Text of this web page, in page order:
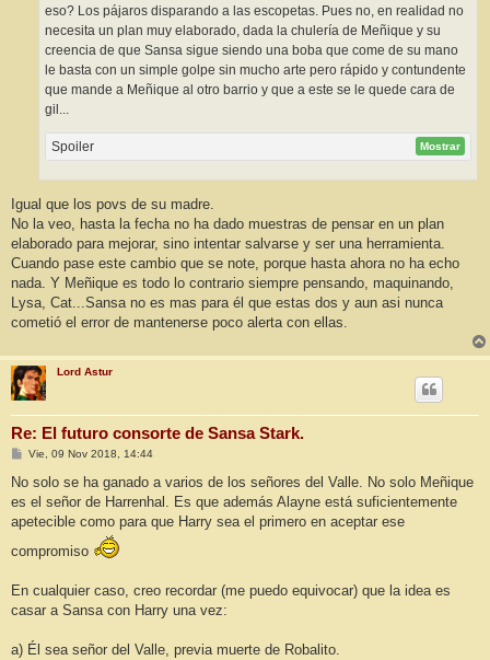
eso? Los pájaros disparando a las escopetas. Pues no, en realidad no
necesita un plan muy elaborado, dada la chulería de Meñique y su
creencia de que Sansa sigue siendo una boba que come de su mano
le basta con un simple golpe sin mucho arte pero rápido y contundente
que mande a Meñique al otro barrio y que a este se le quede cara de
gil...
Spoiler Mostrar
Igual que los povs de su madre.
No la veo, hasta la fecha no ha dado muestras de pensar en un plan
elaborado para mejorar, sino intentar salvarse y ser una herramienta.
Cuando pase este cambio que se note, porque hasta ahora no ha echo
nada. Y Meñique es todo lo contrario siempre pensando, maquinando,
Lysa, Cat...Sansa no es mas para él que estas dos y aun asi nunca
cometió el error de mantenerse poco alerta con ellas.
Lord Astur
Re: El futuro consorte de Sansa Stark.
M
n
a
j
Vie, 09 Nov 2018, 14:44
No solo se ha ganado a varios de los señores del Valle. No solo Meñique
es el señor de Harrenhal. Es que además Alayne está suficientemente
apetecible como para que Harry sea el primero en aceptar ese
compromiso
En cualquier caso, creo recordar (me puedo equivocar) que la idea es
casar a Sansa con Harry una vez:
a) Él sea señor del Valle, previa muerte de Robalito.